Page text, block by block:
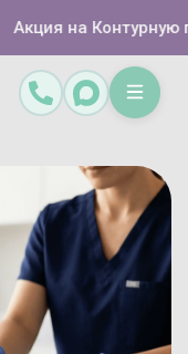
на Контурную
/